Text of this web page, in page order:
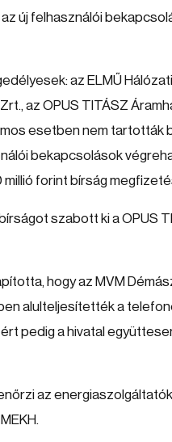
új felhasználói
az ELMŰ Hálózati
az OPUS TITÁSZ
esetben nem tartották
bekapcsolások
forint bírság
szabott ki a OPUS
hogy az MVM
alulteljesítették a
pedig a hivatal
az